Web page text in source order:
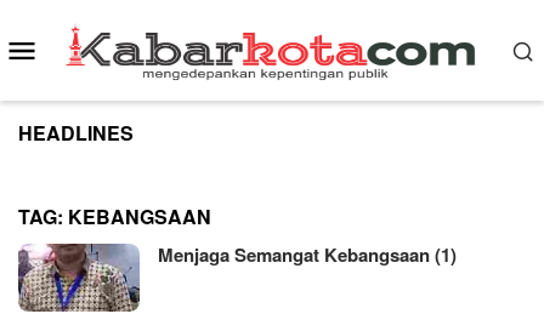
to
content
Mobile
Menu
HEADLINES
TAG: KEBANGSAAN
Menjaga Semangat Kebangsaan (1)